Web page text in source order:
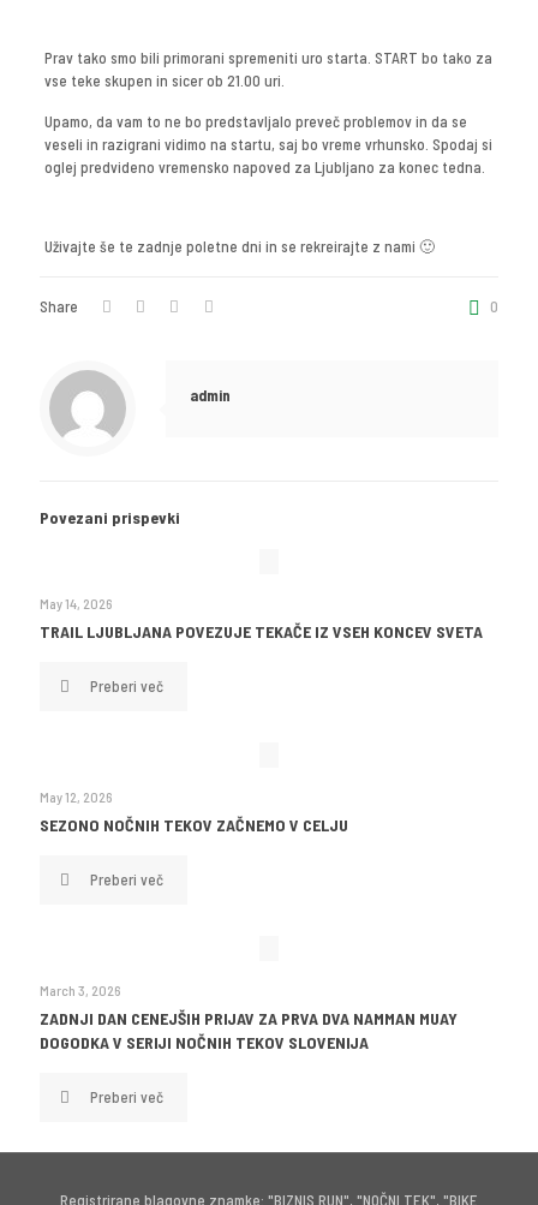
Prav tako smo bili primorani spremeniti uro starta. START bo tako za
vse teke skupen in sicer ob 21.00 uri.
Upamo, da vam to ne bo predstavljalo preveč problemov in da se
veseli in razigrani vidimo na startu, saj bo vreme vrhunsko. Spodaj si
oglej predvideno vremensko napoved za Ljubljano za konec tedna.
Uživajte še te zadnje poletne dni in se rekreirajte z nami 🙂
Share 0
admin
Povezani prispevki
May 14, 2026
TRAIL LJUBLJANA POVEZUJE TEKAČE IZ VSEH KONCEV SVETA
Preberi več
May 12, 2026
SEZONO NOČNIH TEKOV ZAČNEMO V CELJU
Preberi več
March 3, 2026
ZADNJI DAN CENEJŠIH PRIJAV ZA PRVA DVA NAMMAN MUAY
DOGODKA V SERIJI NOČNIH TEKOV SLOVENIJA
Preberi več
Registrirane blagovne znamke: "BIZNIS RUN", "NOČNI TEK", "BIKE